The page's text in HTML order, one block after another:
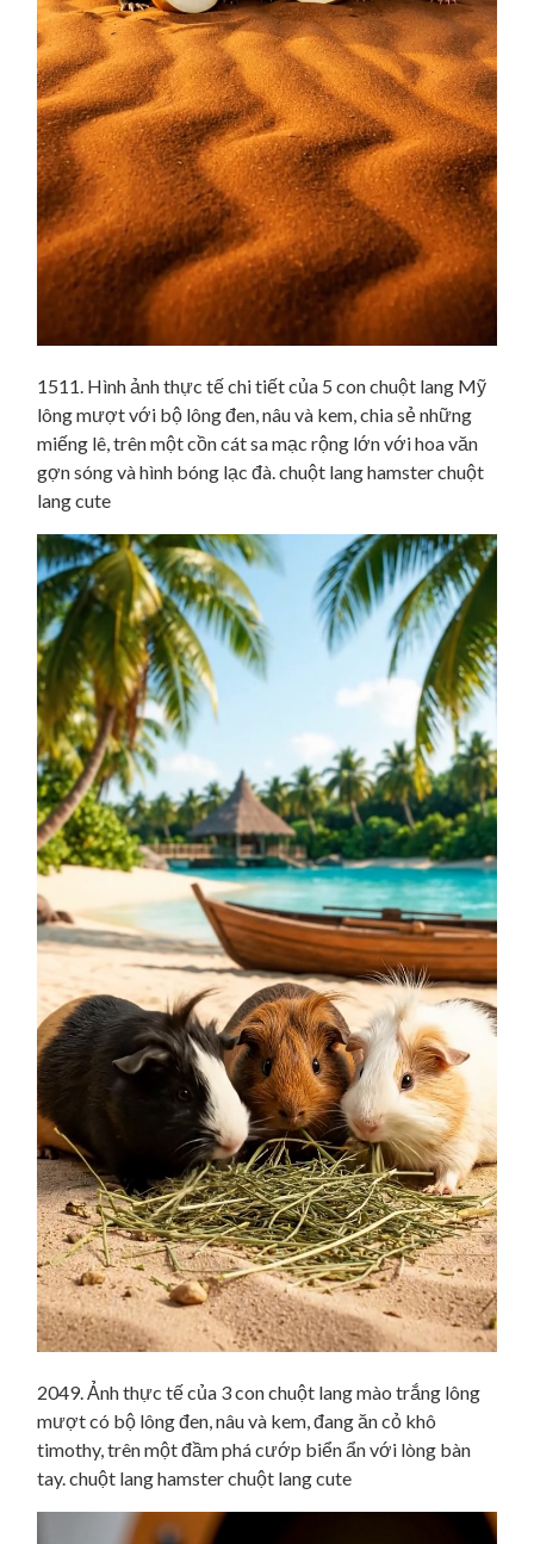
1511. Hình ảnh thực tế chi tiết của 5 con chuột lang Mỹ
lông mượt với bộ lông đen, nâu và kem, chia sẻ những
miếng lê, trên một cồn cát sa mạc rộng lớn với hoa văn
gợn sóng và hình bóng lạc đà. chuột lang hamster chuột
lang cute
2049. Ảnh thực tế của 3 con chuột lang mào trắng lông
mượt có bộ lông đen, nâu và kem, đang ăn cỏ khô
timothy, trên một đầm phá cướp biển ẩn với lòng bàn
tay. chuột lang hamster chuột lang cute